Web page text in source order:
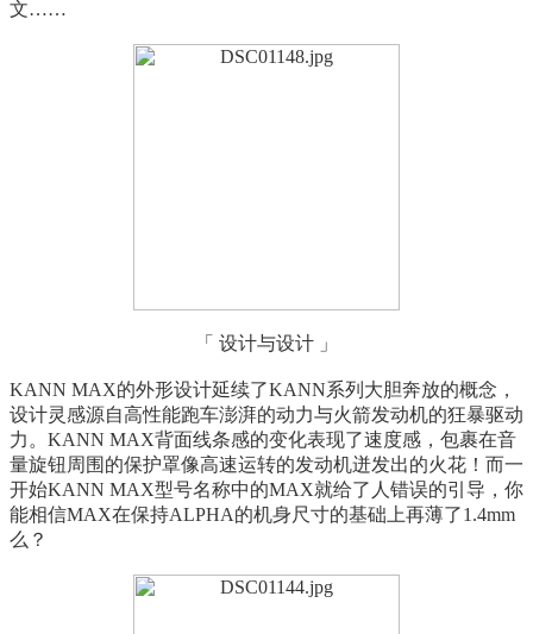
文……
「 设计与设计 」
KANN MAX的外形设计延续了KANN系列大胆奔放的概念，
设计灵感源自高性能跑车澎湃的动力与火箭发动机的狂暴驱动
力。KANN MAX背面线条感的变化表现了速度感，包裹在音
量旋钮周围的保护罩像高速运转的发动机迸发出的火花！而一
开始KANN MAX型号名称中的MAX就给了人错误的引导，你
能相信MAX在保持ALPHA的机身尺寸的基础上再薄了1.4mm
么？